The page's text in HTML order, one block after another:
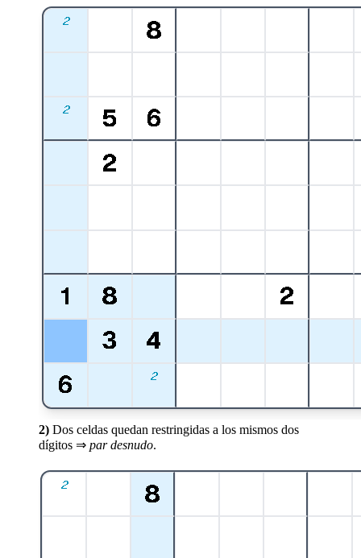
2) Dos celdas quedan restringidas a los mismos dos
dígitos ⇒ par desnudo.